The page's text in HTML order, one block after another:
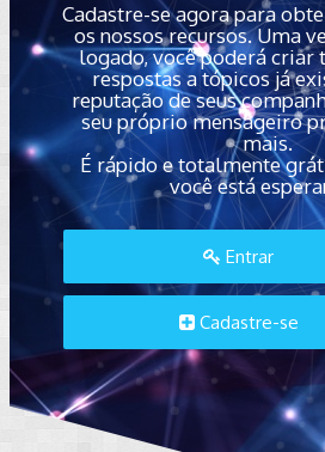
Cadastre-se agora para
os nossos recursos. Uma
logado, você poderá criar
respostas a tópicos já
reputação de seus
seu próprio mensageiro
mais.
É rápido e totalmente
você está
Entrar
Cadastre-se